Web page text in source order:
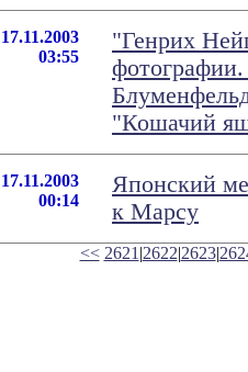
17.11.2003
03:55
"Генрих
"Кошачий
17.11.2003
00:14
Японский
к Марсу
<< 2621 |2622|2623|